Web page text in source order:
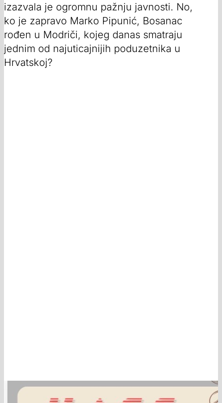
izazvala je ogromnu pažnju javnosti. No,
ko je zapravo Marko Pipunić, Bosanac
rođen u Modriči, kojeg danas smatraju
jednim od najuticajnijih poduzetnika u
Hrvatskoj?